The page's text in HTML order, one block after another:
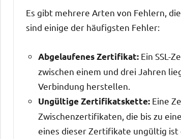
Es gibt mehrere Arten von Fehlern,
sind einige der häufigsten Fehler:
Abgelaufenes Zertifikat: Ein SSL-
zwischen einem und drei Jahren
Verbindung herstellen.
Ungültige Zertifikatskette: Eine
Zwischenzertifikaten, die bis zu
eines dieser Zertifikate ungültig ist